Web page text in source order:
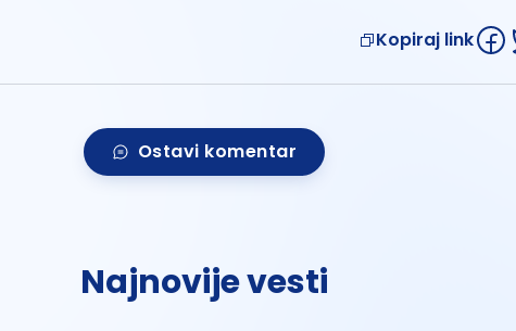
Kopiraj link
Ostavi komentar
Najnovije vesti